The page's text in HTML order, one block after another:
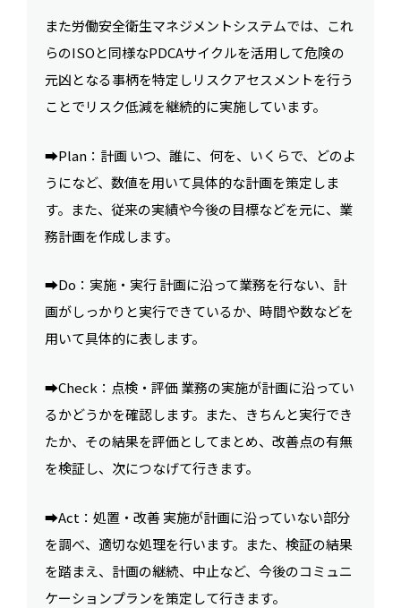
また労働安全衛生マネジメントシステムでは、これ
らのISOと同様なPDCAサイクルを活用して危険の
元凶となる事柄を特定しリスクアセスメントを行う
ことでリスク低減を継続的に実施しています。
➡︎Plan：計画 いつ、誰に、何を、いくらで、どのよ
うになど、数値を用いて具体的な計画を策定しま
す。また、従来の実績や今後の目標などを元に、業
務計画を作成します。
➡︎Do：実施・実行 計画に沿って業務を行ない、計
画がしっかりと実行できているか、時間や数などを
用いて具体的に表します。
➡︎Check：点検・評価 業務の実施が計画に沿ってい
るかどうかを確認します。また、きちんと実行でき
たか、その結果を評価としてまとめ、改善点の有無
を検証し、次につなげて行きます。
➡︎Act：処置・改善 実施が計画に沿っていない部分
を調べ、適切な処理を行います。また、検証の結果
を踏まえ、計画の継続、中止など、今後のコミュニ
ケーションプランを策定して行きます。